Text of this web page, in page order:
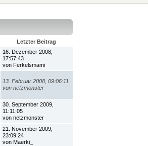
Letzter Beitrag
16. Dezember 2008,
17:57:43
von Ferkelsmami
13. Februar 2008, 09:06:11
von netzmonster
30. September 2009,
11:11:05
von netzmonster
21. November 2009,
23:09:24
von Maerki_